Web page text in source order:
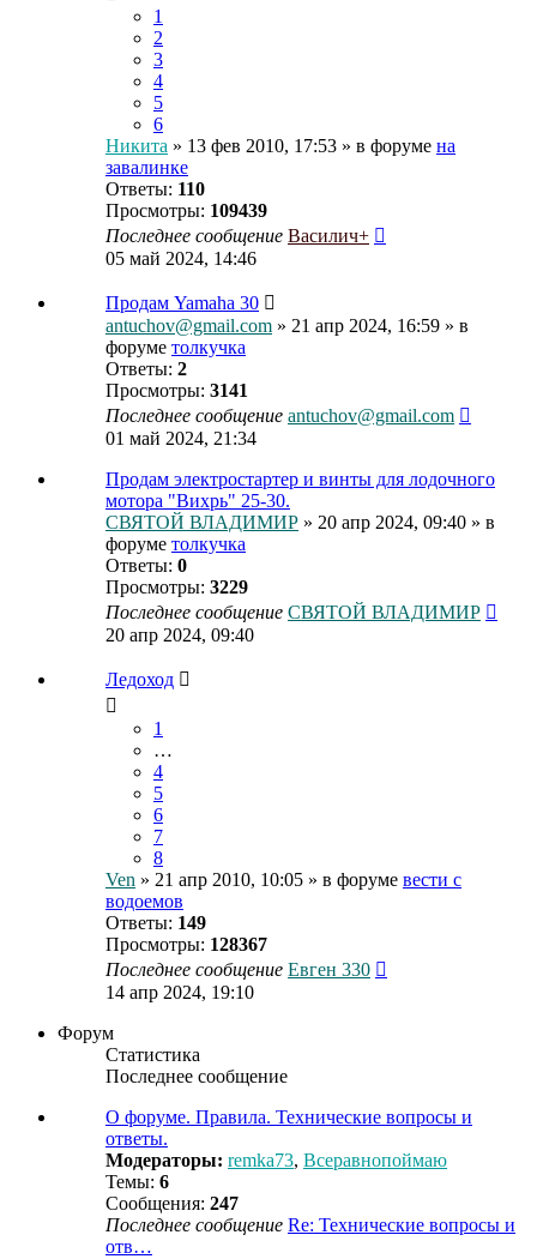
1
2
3
4
5
6
Никита » 13 фев 2010, 17:53 » в форуме на
завалинке
Ответы: 110
Просмотры: 109439
Последнее сообщение Василич+
05 май 2024, 14:46
Продам Yamaha 30
antuchov@gmail.com » 21 апр 2024, 16:59 » в
форуме толкучка
Ответы: 2
Просмотры: 3141
Последнее сообщение antuchov@gmail.com
01 май 2024, 21:34
Продам электростартер и винты для лодочного
мотора "Вихрь" 25-30.
СВЯТОЙ ВЛАДИМИР » 20 апр 2024, 09:40 » в
форуме толкучка
Ответы: 0
Просмотры: 3229
Последнее сообщение СВЯТОЙ ВЛАДИМИР
20 апр 2024, 09:40
Ледоход
1
…
4
5
6
7
8
Ven » 21 апр 2010, 10:05 » в форуме вести с
водоемов
Ответы: 149
Просмотры: 128367
Последнее сообщение Евген 330
14 апр 2024, 19:10
Форум
Статистика
Последнее сообщение
О форуме. Правила. Технические вопросы и
ответы.
Модераторы: remka73, Всеравнопоймаю
Темы: 6
Сообщения: 247
Последнее сообщение Re: Технические вопросы и
отв…